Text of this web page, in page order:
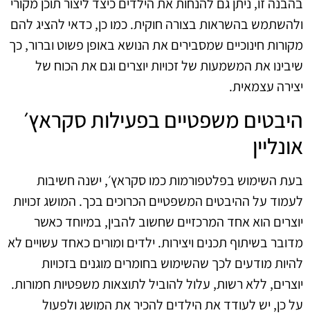
ולהשתמש בהשראות בצורה חוקית. כמו כן, כדאי להציג להם
מקורות חינוכיים שמסבירים את הנושא באופן פשוט וברור, כך
שיבינו את המשמעות של זכויות יוצרים וגם את הכוח של
יצירה עצמאית.
היבטים משפטיים בפעילות סקראץ׳
אונליין
בעת השימוש בפלטפורמות כמו סקראץ׳, ישנה חשיבות
לעמוד על ההיבטים המשפטיים הכרוכים בכך. המושג זכויות
יוצרים הוא אחד המרכזיים שחשוב להבין, במיוחד כאשר
מדובר בשיתוף תכנים ויצירות. ילדים ומורים כאחד עשויים לא
להיות מודעים לכך שהשימוש בחומרים מוגנים בזכויות
יוצרים, ללא רשות, עלול להוביל לתוצאות משפטיות חמורות.
על כן, יש לעודד את הילדים להכיר את המושג ולפעול